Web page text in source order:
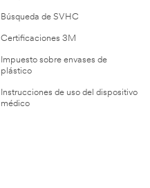
Búsqueda de SVHC
Certificaciones 3M
Impuesto sobre envases de
plástico
Instrucciones de uso del dispositivo
médico